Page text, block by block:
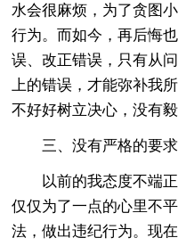
水会很麻烦，为了贪图
行为。而如今，再后悔
误、改正错误，只有从
上的错误，才能弥补我
不好好树立决心，没有
三、没有严格的要求
以前的我态度不端
仅仅为了一点的心里不
法，做出违纪行为。现